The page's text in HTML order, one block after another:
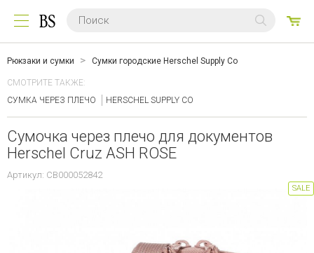
Рюкзаки и сумки Сумки городские Herschel Supply Co
СМОТРИТЕ ТАКЖЕ:
СУМКА ЧЕРЕЗ ПЛЕЧО
HERSCHEL SUPPLY CO
Сумочка через плечо для документов
Herschel Cruz ASH ROSE
Артикул: CB000052842
SALE